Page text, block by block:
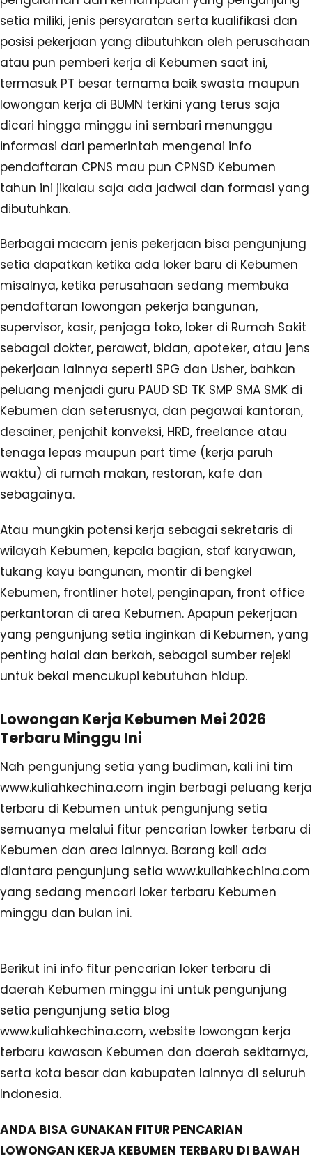
setia miliki, jenis persyaratan serta kualifikasi dan
posisi pekerjaan yang dibutuhkan oleh perusahaan
atau pun pemberi kerja di Kebumen saat ini,
termasuk PT besar ternama baik swasta maupun
lowongan kerja di BUMN terkini yang terus saja
dicari hingga minggu ini sembari menunggu
informasi dari pemerintah mengenai info
pendaftaran CPNS mau pun CPNSD Kebumen
tahun ini jikalau saja ada jadwal dan formasi yang
dibutuhkan.
Berbagai macam jenis pekerjaan bisa pengunjung
setia dapatkan ketika ada loker baru di Kebumen
misalnya, ketika perusahaan sedang membuka
pendaftaran lowongan pekerja bangunan,
supervisor, kasir, penjaga toko, loker di Rumah Sakit
sebagai dokter, perawat, bidan, apoteker, atau jens
pekerjaan lainnya seperti SPG dan Usher, bahkan
peluang menjadi guru PAUD SD TK SMP SMA SMK di
Kebumen dan seterusnya, dan pegawai kantoran,
desainer, penjahit konveksi, HRD, freelance atau
tenaga lepas maupun part time (kerja paruh
waktu) di rumah makan, restoran, kafe dan
sebagainya.
Atau mungkin potensi kerja sebagai sekretaris di
wilayah Kebumen, kepala bagian, staf karyawan,
tukang kayu bangunan, montir di bengkel
Kebumen, frontliner hotel, penginapan, front office
perkantoran di area Kebumen. Apapun pekerjaan
yang pengunjung setia inginkan di Kebumen, yang
penting halal dan berkah, sebagai sumber rejeki
untuk bekal mencukupi kebutuhan hidup.
Lowongan Kerja Kebumen Mei 2026
Terbaru Minggu Ini
Nah pengunjung setia yang budiman, kali ini tim
www.kuliahkechina.com ingin berbagi peluang kerja
terbaru di Kebumen untuk pengunjung setia
semuanya melalui fitur pencarian lowker terbaru di
Kebumen dan area lainnya. Barang kali ada
diantara pengunjung setia www.kuliahkechina.com
yang sedang mencari loker terbaru Kebumen
minggu dan bulan ini.
Berikut ini info fitur pencarian loker terbaru di
daerah Kebumen minggu ini untuk pengunjung
setia pengunjung setia blog
www.kuliahkechina.com, website lowongan kerja
terbaru kawasan Kebumen dan daerah sekitarnya,
serta kota besar dan kabupaten lainnya di seluruh
Indonesia.
ANDA BISA GUNAKAN FITUR PENCARIAN
LOWONGAN KERJA KEBUMEN TERBARU DI BAWAH